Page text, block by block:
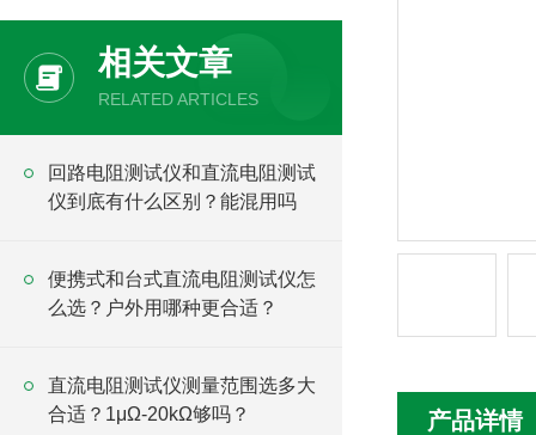
相关文章
RELATED ARTICLES
回路电阻测试仪和直流电阻测试
仪到底有什么区别？能混用吗
便携式和台式直流电阻测试仪怎
么选？户外用哪种更合适？
直流电阻测试仪测量范围选多大
合适？1μΩ-20kΩ够吗？
产品详情